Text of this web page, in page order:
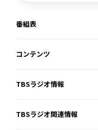
番組表
コンテンツ
TBSラジオ情報
TBSラジオ関連情報